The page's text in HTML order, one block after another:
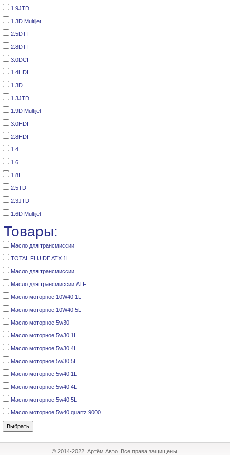
1.9JTD
1.3D Multijet
2.5DTI
2.8DTI
3.0DCI
1.4HDI
1.3D
1.3JTD
1.9D Multijet
3.0HDI
2.8HDI
1.4
1.6
1.8I
2.5TD
2.3JTD
1.6D Multijet
Товары:
Масло для трансмиссии
TOTAL FLUIDE ATX 1L
Масло для трансмиссии
Масло для трансмиссии ATF
Масло моторное 10W40 1L
Масло моторное 10W40 5L
Масло моторное 5w30
Масло моторное 5w30 1L
Масло моторное 5w30 4L
Масло моторное 5w30 5L
Масло моторное 5w40 1L
Масло моторное 5w40 4L
Масло моторное 5w40 5L
Масло моторное 5w40 quartz 9000
© 2014-2022. Артём Авто. Все права защищены.